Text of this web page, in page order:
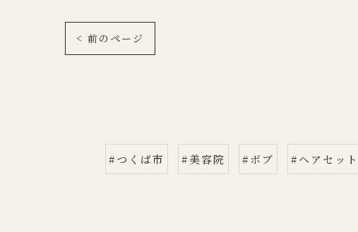
< 前のページ
#つくば市 #美容院 #ボブ #ヘアセット